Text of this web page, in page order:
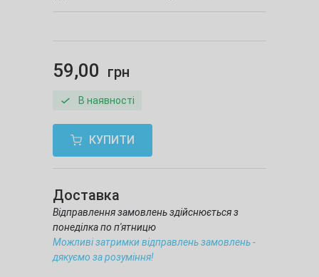
59,00 грн
В наявності
КУПИТИ
Доставка
Відправлення замовлень здійснюється з
понеділка по п'ятницю
Можливі затримки відправлень замовлень -
дякуємо за розуміння!